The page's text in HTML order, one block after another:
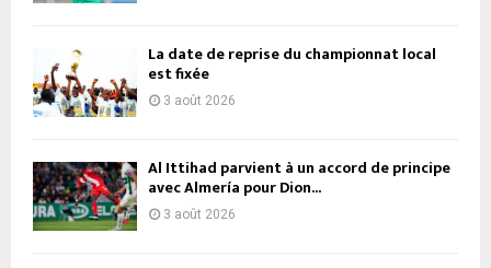
La date de reprise du championnat local
est fixée
3 août 2026
Al Ittihad parvient à un accord de principe
avec Almería pour Dion...
3 août 2026